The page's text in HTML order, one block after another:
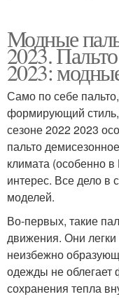
Модные
2023.
2023:
Само по себе
формирующий
сезоне 2022 2023
пальто
климата (особенно
интерес. Все дело в
моделей.
Во-первых, такие
движения. Они легки
неизбежно
одежды не облегает
сохранения тепла